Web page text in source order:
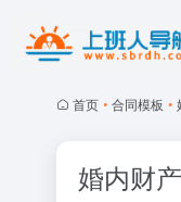
首页 • 合同模板 •
婚内财